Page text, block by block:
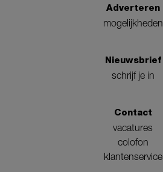
Adverteren
mogelijkheden
Nieuwsbrief
schrijf je in
Contact
vacatures
colofon
klantenservice